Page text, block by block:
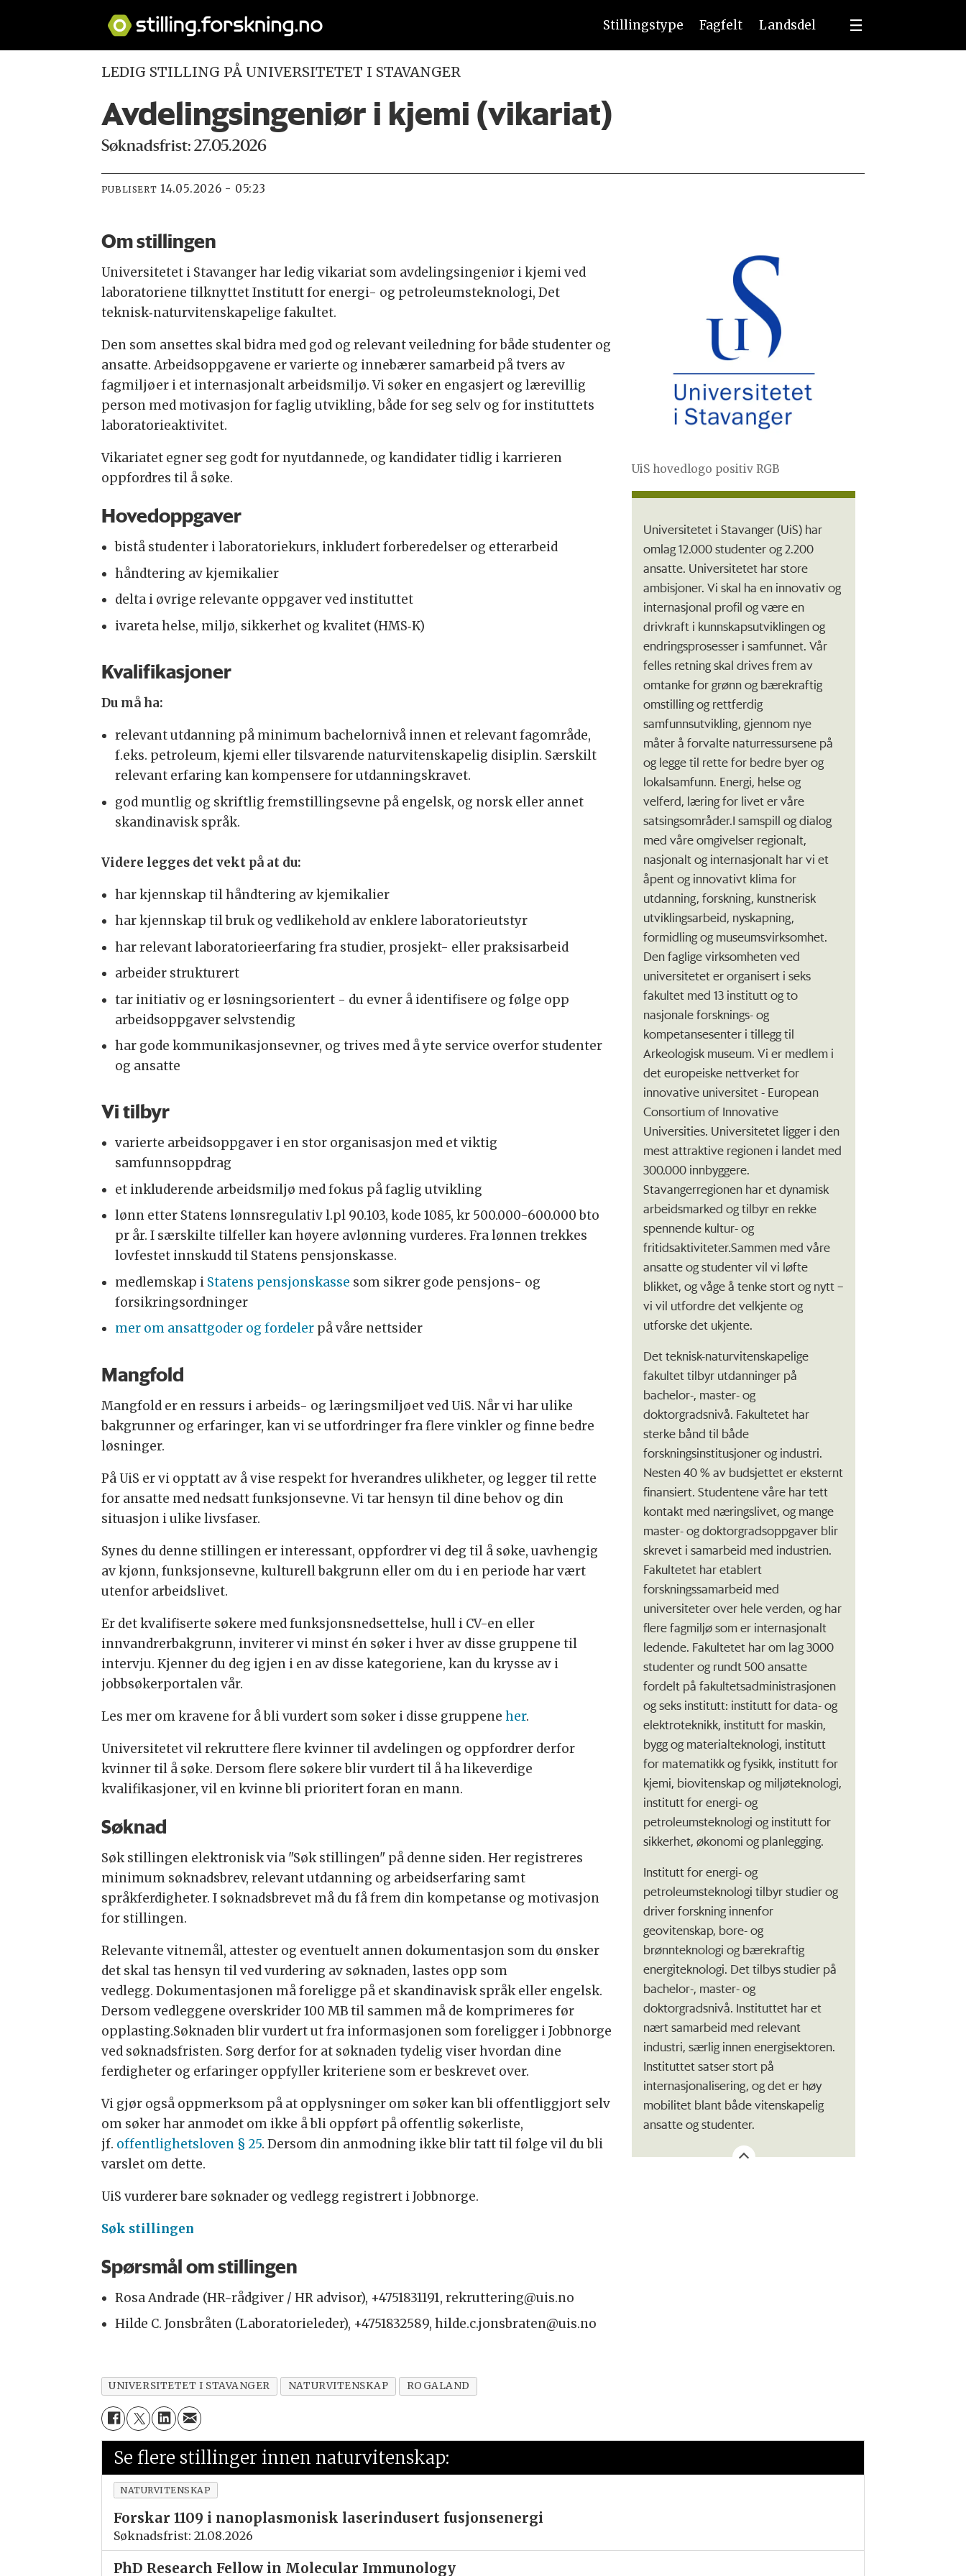
Stillingstype Fagfelt Landsdel
LEDIG STILLING PÅ UNIVERSITETET I STAVANGER
Avdelingsingeniør i kjemi (vikariat)
Søknadsfrist: 27.05.2026
PUBLISERT 14.05.2026 - 05:23
UiS hovedlogo positiv RGB
Universitetet i Stavanger (UiS) har
omlag 12.000 studenter og 2.200
ansatte. Universitetet har store
ambisjoner. Vi skal ha en innovativ og
internasjonal profil og være en
drivkraft i kunnskapsutviklingen og
endringsprosesser i samfunnet. Vår
felles retning skal drives frem av
omtanke for grønn og bærekraftig
omstilling og rettferdig
samfunnsutvikling, gjennom nye
måter å forvalte naturressursene på
og legge til rette for bedre byer og
lokalsamfunn. Energi, helse og
velferd, læring for livet er våre
satsingsområder.I samspill og dialog
med våre omgivelser regionalt,
nasjonalt og internasjonalt har vi et
åpent og innovativt klima for
utdanning, forskning, kunstnerisk
utviklingsarbeid, nyskapning,
formidling og museumsvirksomhet.
Den faglige virksomheten ved
universitetet er organisert i seks
fakultet med 13 institutt og to
nasjonale forsknings- og
kompetansesenter i tillegg til
Arkeologisk museum. Vi er medlem i
det europeiske nettverket for
innovative universitet - European
Consortium of Innovative
Universities. Universitetet ligger i den
mest attraktive regionen i landet med
300.000 innbyggere.
Stavangerregionen har et dynamisk
arbeidsmarked og tilbyr en rekke
spennende kultur- og
fritidsaktiviteter.Sammen med våre
ansatte og studenter vil vi løfte
blikket, og våge å tenke stort og nytt –
vi vil utfordre det velkjente og
utforske det ukjente.
Det teknisk-naturvitenskapelige
fakultet tilbyr utdanninger på
bachelor-, master- og
doktorgradsnivå. Fakultetet har
sterke bånd til både
forskningsinstitusjoner og industri.
Nesten 40 % av budsjettet er eksternt
finansiert. Studentene våre har tett
kontakt med næringslivet, og mange
master- og doktorgradsoppgaver blir
skrevet i samarbeid med industrien.
Fakultetet har etablert
forskningssamarbeid med
universiteter over hele verden, og har
flere fagmiljø som er internasjonalt
ledende. Fakultetet har om lag 3000
studenter og rundt 500 ansatte
fordelt på fakultetsadministrasjonen
og seks institutt: institutt for data- og
elektroteknikk, institutt for maskin,
bygg og materialteknologi, institutt
for matematikk og fysikk, institutt for
kjemi, biovitenskap og miljøteknologi,
institutt for energi- og
petroleumsteknologi og institutt for
sikkerhet, økonomi og planlegging.
Institutt for energi- og
petroleumsteknologi tilbyr studier og
driver forskning innenfor
geovitenskap, bore- og
brønnteknologi og bærekraftig
energiteknologi. Det tilbys studier på
bachelor-, master- og
doktorgradsnivå. Instituttet har et
nært samarbeid med relevant
industri, særlig innen energisektoren.
Instituttet satser stort på
internasjonalisering, og det er høy
mobilitet blant både vitenskapelig
ansatte og studenter.
Om stillingen
Universitetet i Stavanger har ledig vikariat som avdelingsingeniør i kjemi ved
laboratoriene tilknyttet Institutt for energi- og petroleumsteknologi, Det
teknisk‑naturvitenskapelige fakultet.
Den som ansettes skal bidra med god og relevant veiledning for både studenter og
ansatte. Arbeidsoppgavene er varierte og innebærer samarbeid på tvers av
fagmiljøer i et internasjonalt arbeidsmiljø. Vi søker en engasjert og lærevillig
person med motivasjon for faglig utvikling, både for seg selv og for instituttets
laboratorieaktivitet.
Vikariatet egner seg godt for nyutdannede, og kandidater tidlig i karrieren
oppfordres til å søke.
Hovedoppgaver
bistå studenter i laboratoriekurs, inkludert forberedelser og etterarbeid
håndtering av kjemikalier
delta i øvrige relevante oppgaver ved instituttet
ivareta helse, miljø, sikkerhet og kvalitet (HMS‑K)
Kvalifikasjoner
Du må ha:
relevant utdanning på minimum bachelornivå innen et relevant fagområde,
f.eks. petroleum, kjemi eller tilsvarende naturvitenskapelig disiplin. Særskilt
relevant erfaring kan kompensere for utdanningskravet.
god muntlig og skriftlig fremstillingsevne på engelsk, og norsk eller annet
skandinavisk språk.
Videre legges det vekt på at du:
har kjennskap til håndtering av kjemikalier
har kjennskap til bruk og vedlikehold av enklere laboratorieutstyr
har relevant laboratorieerfaring fra studier, prosjekt- eller praksisarbeid
arbeider strukturert
tar initiativ og er løsningsorientert - du evner å identifisere og følge opp
arbeidsoppgaver selvstendig
har gode kommunikasjonsevner, og trives med å yte service overfor studenter
og ansatte
Vi tilbyr
varierte arbeidsoppgaver i en stor organisasjon med et viktig
samfunnsoppdrag
et inkluderende arbeidsmiljø med fokus på faglig utvikling
lønn etter Statens lønnsregulativ l.pl 90.103, kode 1085, kr 500.000-600.000 bto
pr år. I særskilte tilfeller kan høyere avlønning vurderes. Fra lønnen trekkes
lovfestet innskudd til Statens pensjonskasse.
medlemskap i Statens pensjonskasse som sikrer gode pensjons- og
forsikringsordninger
mer om ansattgoder og fordelerpå våre nettsider
Mangfold
Mangfold er en ressurs i arbeids- og læringsmiljøet ved UiS. Når vi har ulike
bakgrunner og erfaringer, kan vi se utfordringer fra flere vinkler og finne bedre
løsninger.
På UiS er vi opptatt av å vise respekt for hverandres ulikheter, og legger til rette
for ansatte med nedsatt funksjonsevne. Vi tar hensyn til dine behov og din
situasjon i ulike livsfaser.
Synes du denne stillingen er interessant, oppfordrer vi deg til å søke, uavhengig
av kjønn, funksjonsevne, kulturell bakgrunn eller om du i en periode har vært
utenfor arbeidslivet.
Er det kvalifiserte søkere med funksjonsnedsettelse, hull i CV-en eller
innvandrerbakgrunn, inviterer vi minst én søker i hver av disse gruppene til
intervju. Kjenner du deg igjen i en av disse kategoriene, kan du krysse av i
jobbsøkerportalen vår.
Les mer om kravene for å bli vurdert som søker i disse gruppene her.
Universitetet vil rekruttere flere kvinner til avdelingen og oppfordrer derfor
kvinner til å søke. Dersom flere søkere blir vurdert til å ha likeverdige
kvalifikasjoner, vil en kvinne bli prioritert foran en mann.
Søknad
Søk stillingen elektronisk via "Søk stillingen" på denne siden. Her registreres
minimum søknadsbrev, relevant utdanning og arbeidserfaring samt
språkferdigheter. I søknadsbrevet må du få frem din kompetanse og motivasjon
for stillingen.
Relevante vitnemål, attester og eventuelt annen dokumentasjon som du ønsker
det skal tas hensyn til ved vurdering av søknaden, lastes opp som
vedlegg. Dokumentasjonen må foreligge på et skandinavisk språk eller engelsk.
Dersom vedleggene overskrider 100 MB til sammen må de komprimeres før
opplasting.Søknaden blir vurdert ut fra informasjonen som foreligger i Jobbnorge
ved søknadsfristen. Sørg derfor for at søknaden tydelig viser hvordan dine
ferdigheter og erfaringer oppfyller kriteriene som er beskrevet over.
Vi gjør også oppmerksom på at opplysninger om søker kan bli offentliggjort selv
om søker har anmodet om ikke å bli oppført på offentlig søkerliste,
jf. offentlighetsloven § 25. Dersom din anmodning ikke blir tatt til følge vil du bli
varslet om dette.
UiS vurderer bare søknader og vedlegg registrert i Jobbnorge.
Søk stillingen
Spørsmål om stillingen
Rosa Andrade (HR-rådgiver / HR advisor), +4751831191, rekruttering@uis.no
Hilde C. Jonsbråten (Laboratorieleder), +4751832589, hilde.c.jonsbraten@uis.no
UNIVERSITETET I STAVANGER NATURVITENSKAP ROGALAND
Se flere stillinger innen naturvitenskap:
NATURVITENSKAP
Forskar 1109 i nanoplasmonisk laserindusert fusjonsenergi
Søknadsfrist: 21.08.2026
PhD Research Fellow in Molecular Immunology